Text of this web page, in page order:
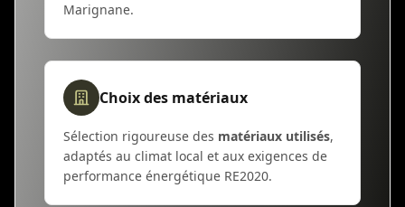
Marignane.
Choix des matériaux
Sélection rigoureuse des matériaux utilisés,
adaptés au climat local et aux exigences de
performance énergétique RE2020.